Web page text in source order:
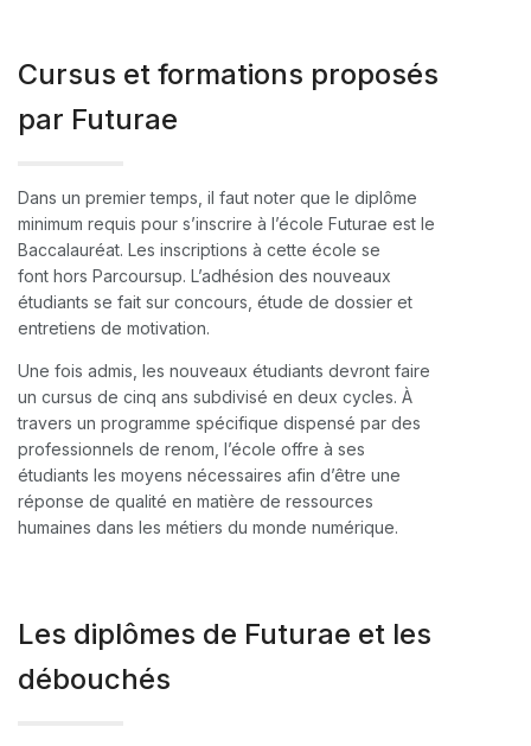
Cursus et formations proposés
par Futurae
Dans un premier temps, il faut noter que le diplôme
minimum requis pour s’inscrire à l’école Futurae est le
Baccalauréat. Les inscriptions à cette école se
font hors Parcoursup. L’adhésion des nouveaux
étudiants se fait sur concours, étude de dossier et
entretiens de motivation.
Une fois admis, les nouveaux étudiants devront faire
un cursus de cinq ans subdivisé en deux cycles. À
travers un programme spécifique dispensé par des
professionnels de renom, l’école offre à ses
étudiants les moyens nécessaires afin d’être une
réponse de qualité en matière de ressources
humaines dans les métiers du monde numérique.
Les diplômes de Futurae et les
débouchés